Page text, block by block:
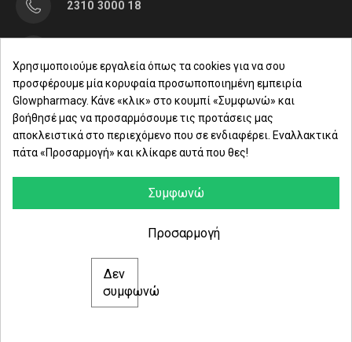
2310 3000 18
Δευ. - Παρ.: 8:00 - 21:00
Σάββατο: 09:00-15:00
ΕΤΑΙΡΕΙΑ
© 2021 glowpharmacy.gr
Χρησιμοποιούμε εργαλεία όπως τα cookies για να σου
προσφέρουμε μία κορυφαία προσωποποιημένη εμπειρία
Glowpharmacy. Κάνε «κλικ» στο κουμπί «Συμφωνώ» και
βοήθησέ μας να προσαρμόσουμε τις προτάσεις μας
αποκλειστικά στο περιεχόμενο που σε ενδιαφέρει. Εναλλακτικά
πάτα «Προσαρμογή» και κλίκαρε αυτά που θες!
Συμφωνώ
Δεν
συμφωνώ
Προσαρμογή